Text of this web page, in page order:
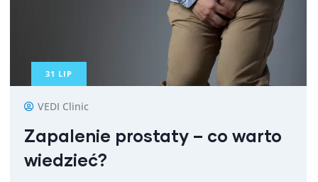
31 LIP
VEDI Clinic
Zapalenie prostaty – co warto
wiedzieć?